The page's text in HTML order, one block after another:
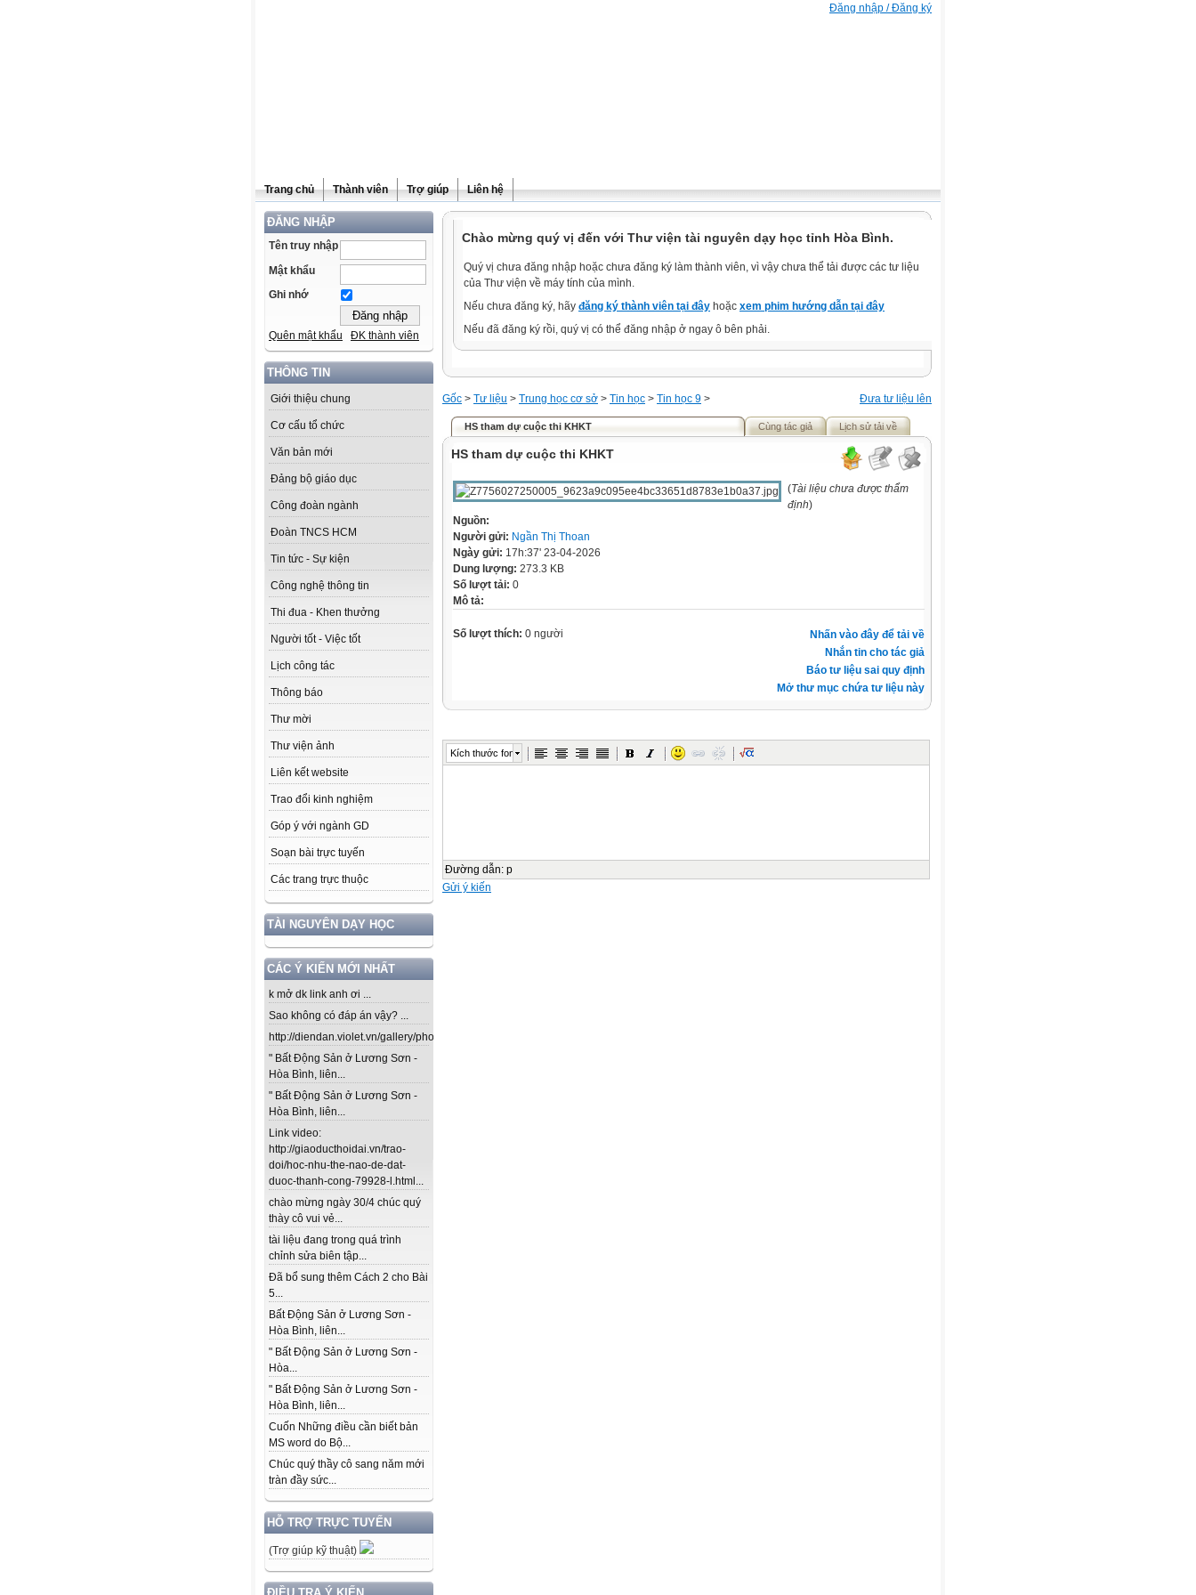
Đăng nhập / Đăng ký
Trang chủ Thành viên Trợ giúp Liên hệ
ĐĂNG NHẬP
Tên truy nhập
Mật khẩu
Ghi nhớ
Quên mật khẩu ĐK thành viên
THÔNG TIN
Giới thiệu chung
Cơ cấu tổ chức
Văn bản mới
Đảng bộ giáo dục
Công đoàn ngành
Đoàn TNCS HCM
Tin tức - Sự kiện
Công nghệ thông tin
Thi đua - Khen thưởng
Người tốt - Việc tốt
Lịch công tác
Thông báo
Thư mời
Thư viện ảnh
Liên kết website
Trao đổi kinh nghiệm
Góp ý với ngành GD
Soạn bài trực tuyến
Các trang trực thuộc
TÀI NGUYÊN DẠY HỌC
CÁC Ý KIẾN MỚI NHẤT
k mở dk link anh ơi ...
Sao không có đáp án vậy? ...
http://diendan.violet.vn/gallery/photos/302...
" Bất Động Sản ở Lương Sơn -
Hòa Bình, liên...
" Bất Động Sản ở Lương Sơn -
Hòa Bình, liên...
Link video:
http://giaoducthoidai.vn/trao-
doi/hoc-nhu-the-nao-de-dat-
duoc-thanh-cong-79928-l.html...
chào mừng ngày 30/4 chúc quý
thày cô vui vẻ...
tài liệu đang trong quá trình
chỉnh sửa biên tập...
Đã bổ sung thêm Cách 2 cho Bài
5...
Bất Động Sản ở Lương Sơn -
Hòa Bình, liên...
" Bất Động Sản ở Lương Sơn -
Hòa...
" Bất Động Sản ở Lương Sơn -
Hòa Bình, liên...
Cuốn Những điều cần biết bản
MS word do Bộ...
Chúc quý thầy cô sang năm mới
tràn đầy sức...
HỖ TRỢ TRỰC TUYẾN
(Trợ giúp kỹ thuật)
Chào mừng quý vị đến với Thư viện tài nguyên dạy học tỉnh Hòa Bình.
Quý vị chưa đăng nhập hoặc chưa đăng ký làm thành viên, vì vậy chưa thể tải được các tư liệu
của Thư viện về máy tính của mình.
Nếu chưa đăng ký, hãy đăng ký thành viên tại đây hoặc xem phim hướng dẫn tại đây
Nếu đã đăng ký rồi, quý vị có thể đăng nhập ở ngay ô bên phải.
Đưa tư liệu lên
Gốc > Tư liệu > Trung học cơ sở > Tin học > Tin học 9 >
HS tham dự cuộc thi KHKT Cùng tác giả Lịch sử tải về
HS tham dự cuộc thi KHKT
(Tài liệu chưa được thẩm
định)
Nguồn:
Người gửi: Ngần Thị Thoan
Ngày gửi: 17h:37' 23-04-2026
Dung lượng: 273.3 KB
Số lượt tải: 0
Mô tả:
Nhấn vào đây để tải về
Nhắn tin cho tác giả
Báo tư liệu sai quy định
Mở thư mục chứa tư liệu này
Số lượt thích: 0 người
Kích thước font
Đường dẫn: p
Gửi ý kiến